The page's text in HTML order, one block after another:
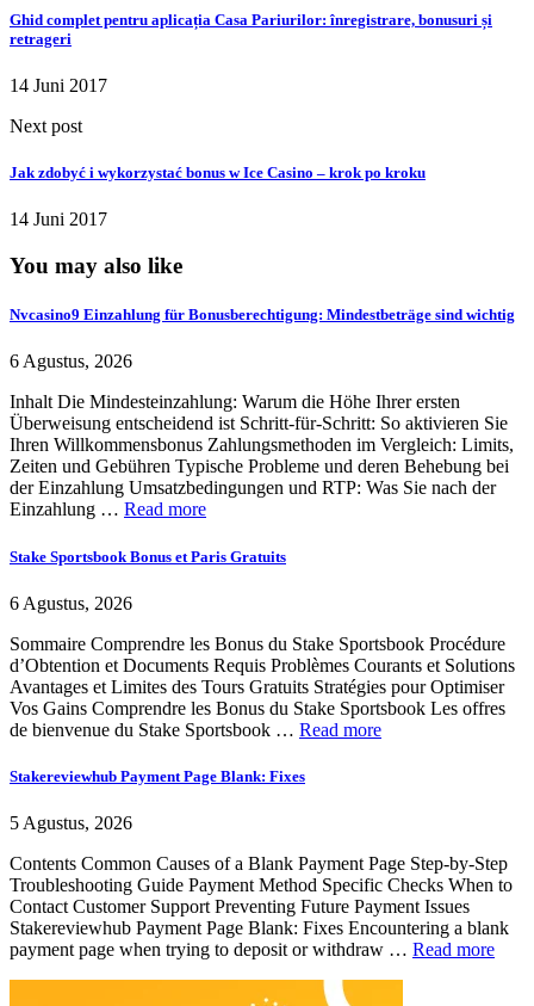
Ghid complet pentru aplicația Casa Pariurilor: înregistrare, bonusuri și
retrageri
14 Juni 2017
Next post
Jak zdobyć i wykorzystać bonus w Ice Casino – krok po kroku
14 Juni 2017
You may also like
Nvcasino9 Einzahlung für Bonusberechtigung: Mindestbeträge sind wichtig
6 Agustus, 2026
Inhalt Die Mindesteinzahlung: Warum die Höhe Ihrer ersten
Überweisung entscheidend ist Schritt-für-Schritt: So aktivieren Sie
Ihren Willkommensbonus Zahlungsmethoden im Vergleich: Limits,
Zeiten und Gebühren Typische Probleme und deren Behebung bei
der Einzahlung Umsatzbedingungen und RTP: Was Sie nach der
Einzahlung … Read more
Stake Sportsbook Bonus et Paris Gratuits
6 Agustus, 2026
Sommaire Comprendre les Bonus du Stake Sportsbook Procédure
d’Obtention et Documents Requis Problèmes Courants et Solutions
Avantages et Limites des Tours Gratuits Stratégies pour Optimiser
Vos Gains Comprendre les Bonus du Stake Sportsbook Les offres
de bienvenue du Stake Sportsbook … Read more
Stakereviewhub Payment Page Blank: Fixes
5 Agustus, 2026
Contents Common Causes of a Blank Payment Page Step-by-Step
Troubleshooting Guide Payment Method Specific Checks When to
Contact Customer Support Preventing Future Payment Issues
Stakereviewhub Payment Page Blank: Fixes Encountering a blank
payment page when trying to deposit or withdraw … Read more